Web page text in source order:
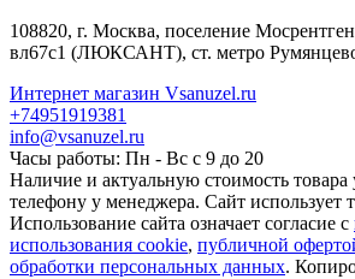
108820, г. Москва, поселение
вл67с1 (ЛЮКСАНТ), ст. метро
Интернет магазин Vsanuzel.ru
+74951919381
info@vsanuzel.ru
Часы работы: Пн - Вс с 9 до 20
Наличие и актуальную стоимость товара
телефону у менеджера. Сайт использует
Использование сайта означает согласие с
использования cookie, публичной
обработки персональных данных.